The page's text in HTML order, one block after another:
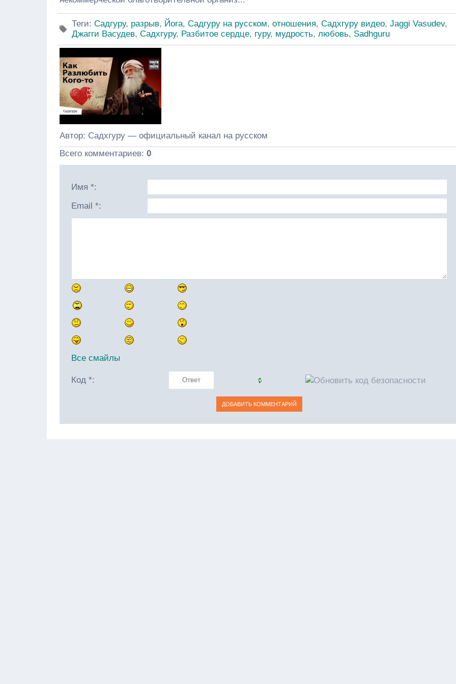
Теги: Садгуру, разрыв, Йога, Садгуру на русском, отношения, Садхгуру видео, Jaggi Vasudev,
Джагги Васудев, Садхгуру, Разбитое сердце, гуру, мудрость, любовь, Sadhguru
Автор: Садхгуру — официальный канал на русском
Всего комментариев: 0
Имя *:
Email *:
Все смайлы
Код *: